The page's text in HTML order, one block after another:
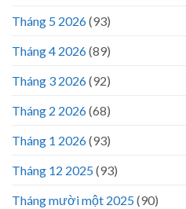
Tháng 5 2026(93)
Tháng 4 2026(89)
Tháng 3 2026(92)
Tháng 2 2026(68)
Tháng 1 2026(93)
Tháng 12 2025(93)
Tháng mười một 2025(90)